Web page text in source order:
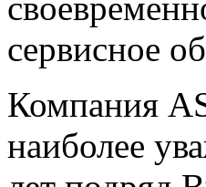
сервисное
Компания
наиболее